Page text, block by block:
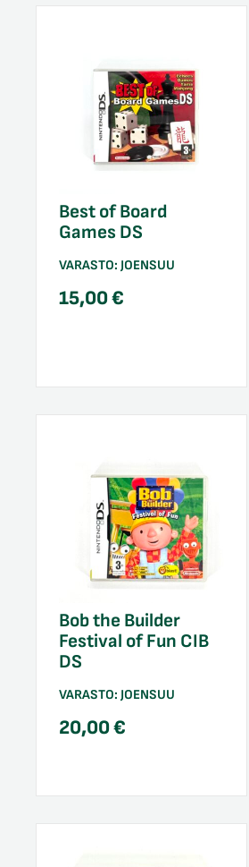
Best of Board
Games DS
VARASTO: JOENSUU
15,00€
Bob the Builder
Festival of Fun CIB
DS
VARASTO: JOENSUU
20,00€